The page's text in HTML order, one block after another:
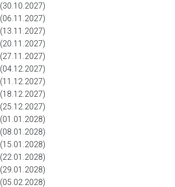
(30.10.2027)
(06.11.2027)
(13.11.2027)
(20.11.2027)
(27.11.2027)
(04.12.2027)
(11.12.2027)
(18.12.2027)
(25.12.2027)
(01.01.2028)
(08.01.2028)
(15.01.2028)
(22.01.2028)
(29.01.2028)
(05.02.2028)